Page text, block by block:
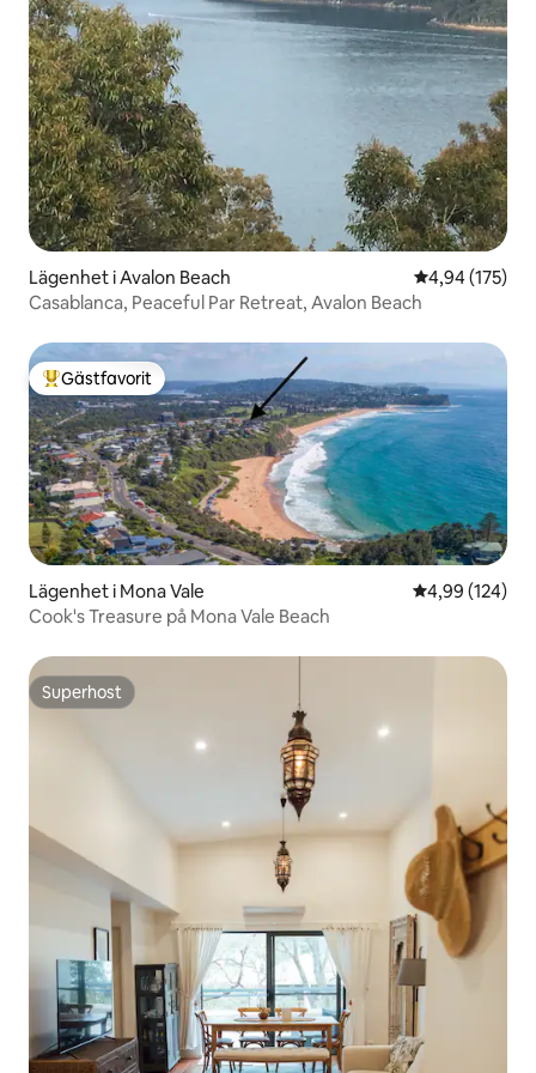
Lägenhet i Avalon Beach 4,94 av 5 i
4,94 (175)
Casablanca, Peaceful Par Retreat, Avalon Beach
Populär gästfavorit
Gästfavorit
Lägenhet i Mona Vale 4,99 av 5 i
4,99 (124)
Cook's Treasure på Mona Vale Beach
Superhost
Superhost